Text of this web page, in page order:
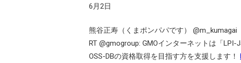
6月2日
熊谷正寿（くまポンパパです） ‏@m_kumagai
RT @gmogroup: GMOインターネットは「
OSS-DBの資格取得を目指す方を支援します！